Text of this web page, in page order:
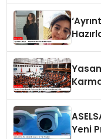
Yeni